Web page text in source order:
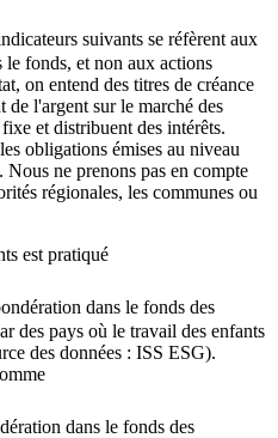
suivants se réfèrent aux
le fonds, et non aux actions
on entend des titres de créance
de l'argent sur le marché des
et distribuent des intérêts.
obligations émises au niveau
ne prenons pas en compte
régionales, les communes ou
est pratiqué
dans le fonds des
des pays où le travail des enfants
des données : ISS ESG).
dans le fonds des